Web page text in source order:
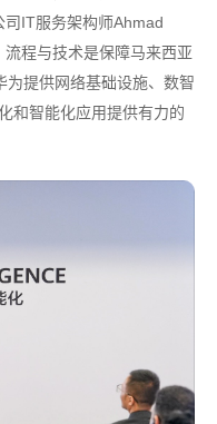
IT服务架构师Ahmad
程与技术是保障马来西亚
为提供网络基础设施、数智
和智能化应用提供有力的